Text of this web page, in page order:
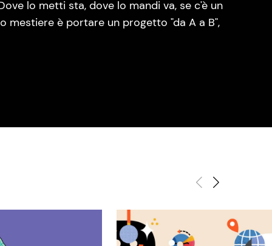
lo metti sta, dove lo mandi va, se c'è un
mestiere è portare un progetto "da A a B",